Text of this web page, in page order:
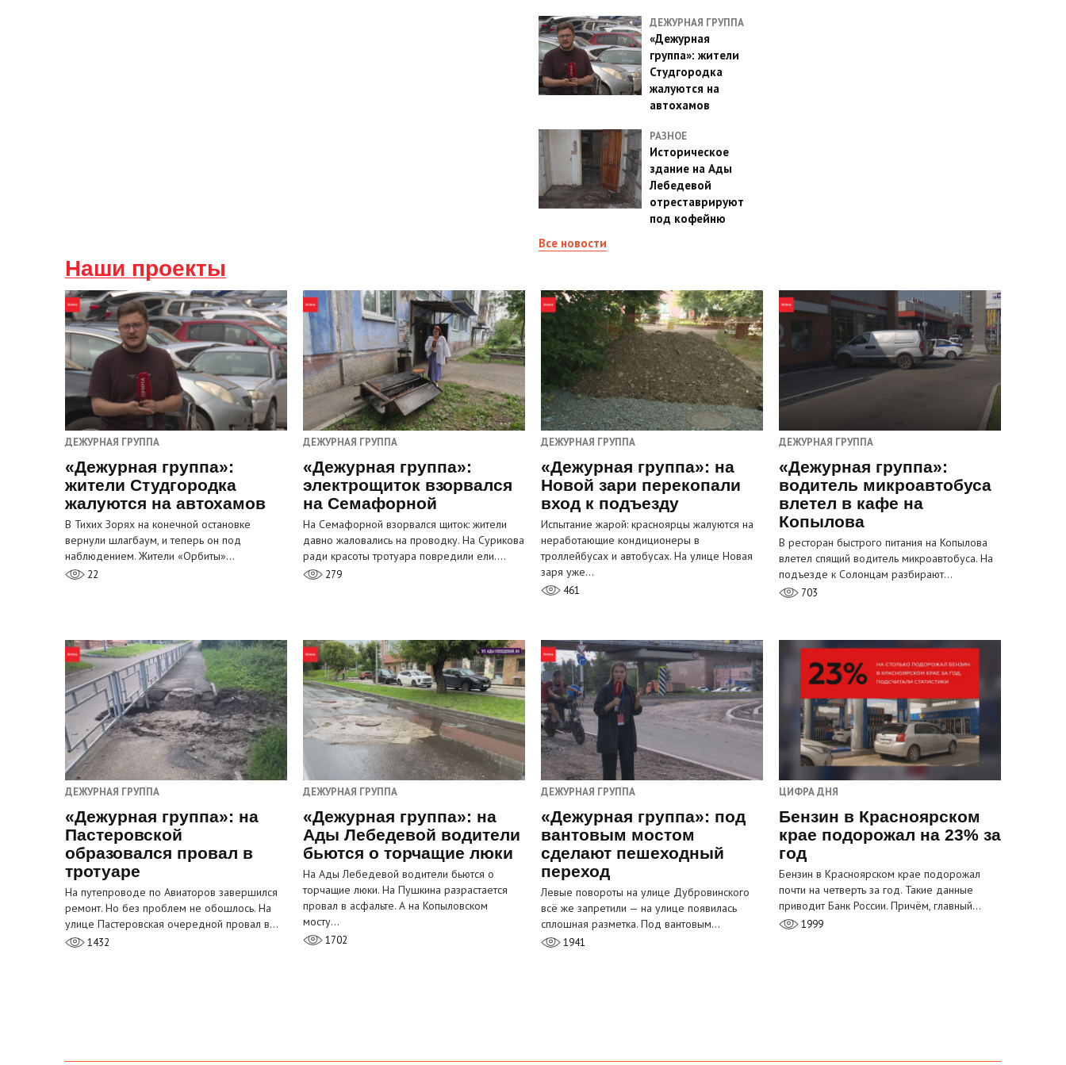
ДЕЖУРНАЯ ГРУППА
«Дежурная
группа»: жители
Студгородка
жалуются на
автохамов
РАЗНОЕ
Историческое
здание на Ады
Лебедевой
отреставрируют
под кофейню
Все новости
Наши проекты
ДЕЖУРНАЯ ГРУППА
«Дежурная группа»:
жители Студгородка
жалуются на автохамов
В Тихих Зорях на конечной остановке
вернули шлагбаум, и теперь он под
наблюдением. Жители «Орбиты»…
22
ДЕЖУРНАЯ ГРУППА
«Дежурная группа»:
электрощиток взорвался
на Семафорной
На Семафорной взорвался щиток: жители
давно жаловались на проводку. На Сурикова
ради красоты тротуара повредили ели.…
279
ДЕЖУРНАЯ ГРУППА
«Дежурная группа»: на
Новой зари перекопали
вход к подъезду
Испытание жарой: красноярцы жалуются на
неработающие кондиционеры в
троллейбусах и автобусах. На улице Новая
заря уже…
461
ДЕЖУРНАЯ ГРУППА
«Дежурная группа»:
водитель микроавтобуса
влетел в кафе на
Копылова
В ресторан быстрого питания на Копылова
влетел спящий водитель микроавтобуса. На
подъезде к Солонцам разбирают…
703
ДЕЖУРНАЯ ГРУППА
«Дежурная группа»: на
Пастеровской
образовался провал в
тротуаре
На путепроводе по Авиаторов завершился
ремонт. Но без проблем не обошлось. На
улице Пастеровская очередной провал в…
1432
ДЕЖУРНАЯ ГРУППА
«Дежурная группа»: на
Ады Лебедевой водители
бьются о торчащие люки
На Ады Лебедевой водители бьются о
торчащие люки. На Пушкина разрастается
провал в асфальте. А на Копыловском
мосту…
1702
ДЕЖУРНАЯ ГРУППА
«Дежурная группа»: под
вантовым мостом
сделают пешеходный
переход
Левые повороты на улице Дубровинского
всё же запретили — на улице появилась
сплошная разметка. Под вантовым…
1941
ЦИФРА ДНЯ
Бензин в Красноярском
крае подорожал на 23% за
год
Бензин в Красноярском крае подорожал
почти на четверть за год. Такие данные
приводит Банк России. Причём, главный…
1999